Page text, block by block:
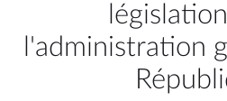
l'administration